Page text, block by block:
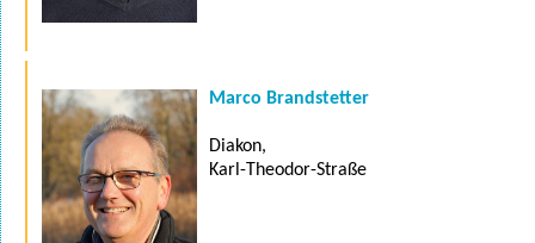
Marco Brandstetter
Diakon,
Karl-Theodor-Straße